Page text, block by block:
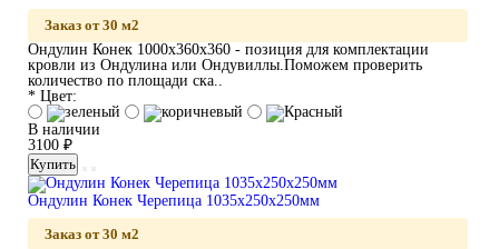
Заказ от 30 м2
Ондулин Конек 1000х360х360 - позиция для комплектации
кровли из Ондулина или Ондувиллы.Поможем проверить
количество по площади ска..
* Цвет:
В наличии
3100 ₽
Купить
Ондулин Конек Черепица 1035х250х250мм
Заказ от 30 м2